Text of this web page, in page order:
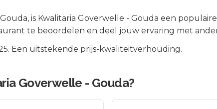
Gouda, is Kwalitaria Goverwelle - Gouda een
te beoordelen en deel jouw ervaring met
Een uitstekende prijs-kwaliteitverhouding.
Goverwelle - Gouda?